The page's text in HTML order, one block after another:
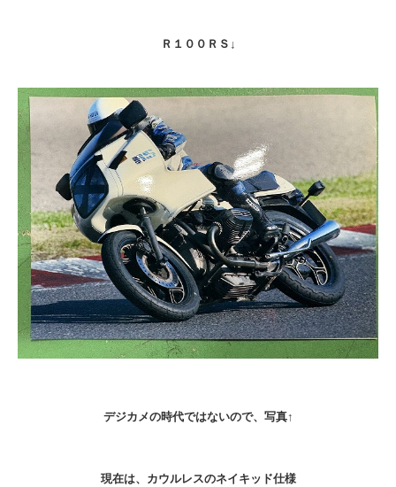
Ｒ１００ＲＳ↓
デジカメの時代ではないので、写真↑
現在は、カウルレスのネイキッド仕様